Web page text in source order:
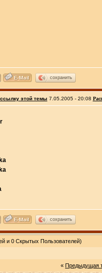
сохранить
этой темы 7.05.2005 - 20:08
сохранить
и 0 Скрытых Пользователей)
« Предыдущая